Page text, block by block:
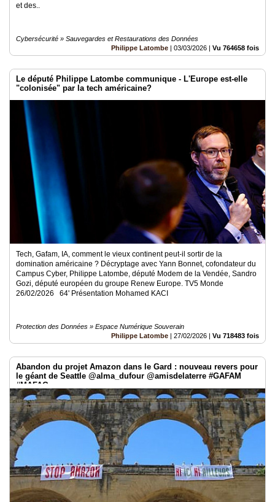
et des..
Cybersécurité » Sauvegardes et Restaurations des Données
Philippe Latombe | 03/03/2026 | Vu 764658 fois
Le député Philippe Latombe communique - L'Europe est-elle
"colonisée" par la tech américaine?
Tech, Gafam, IA, comment le vieux continent peut-il sortir de la
domination américaine ? Décryptage avec Yann Bonnet, cofondateur du
Campus Cyber, Philippe Latombe, député Modem de la Vendée, Sandro
Gozi, député européen du groupe Renew Europe. TV5 Monde
26/02/2026 64' Présentation Mohamed KACI
Protection des Données » Espace Numérique Souverain
Philippe Latombe | 27/02/2026 | Vu 718483 fois
Abandon du projet Amazon dans le Gard : nouveau revers pour
le géant de Seattle @alma_dufour @amisdelaterre #GAFAM
#MAFAG